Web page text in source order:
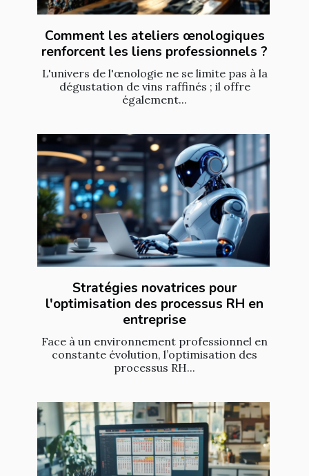
Comment les ateliers œnologiques
renforcent les liens professionnels ?
L'univers de l'œnologie ne se limite pas à la
dégustation de vins raffinés ; il offre
également...
Stratégies novatrices pour
l'optimisation des processus RH en
entreprise
Face à un environnement professionnel en
constante évolution, l’optimisation des
processus RH...